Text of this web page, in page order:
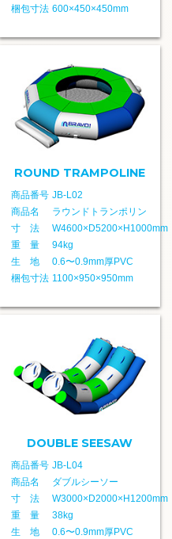
梱包寸法 600×450×450mm
ROUND TRAMPOLINE
商品番号 JB-L02
商品名
ラウンドトランポリン
寸 法
W4600×D5200×H1000mm
重 量
94kg
生 地
0.6〜0.9mm厚PVC
梱包寸法 1100×950×950mm
DOUBLE SEESAW
商品番号 JB-L04
商品名
ダブルシーソー
寸 法
W3000×D2000×H1200mm
重 量
38kg
生 地
0.6〜0.9mm厚PVC